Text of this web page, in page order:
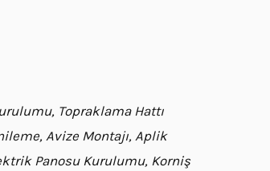
Topraklama Hattı
Avize Montajı, Aplik
Panosu Kurulumu, Korniş